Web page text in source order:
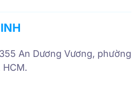
An Dương Vương, phường
HCM.